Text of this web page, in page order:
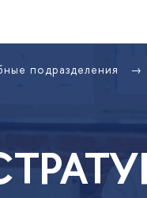
подразделения